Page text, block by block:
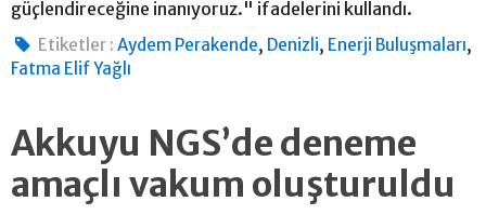
güçlendireceğine inanıyoruz." ifadelerini kullandı.
Etiketler : Aydem Perakende, Denizli, Enerji Buluşmaları,
Fatma Elif Yağlı
Akkuyu NGS’de deneme
amaçlı vakum oluşturuldu